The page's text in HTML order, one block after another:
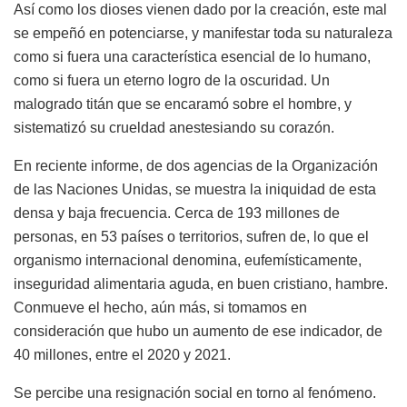
Así como los dioses vienen dado por la creación, este mal
se empeñó en potenciarse, y manifestar toda su naturaleza
como si fuera una característica esencial de lo humano,
como si fuera un eterno logro de la oscuridad. Un
malogrado titán que se encaramó sobre el hombre, y
sistematizó su crueldad anestesiando su corazón.
En reciente informe, de dos agencias de la Organización
de las Naciones Unidas, se muestra la iniquidad de esta
densa y baja frecuencia. Cerca de 193 millones de
personas, en 53 países o territorios, sufren de, lo que el
organismo internacional denomina, eufemísticamente,
inseguridad alimentaria aguda, en buen cristiano, hambre.
Conmueve el hecho, aún más, si tomamos en
consideración que hubo un aumento de ese indicador, de
40 millones, entre el 2020 y 2021.
Se percibe una resignación social en torno al fenómeno.